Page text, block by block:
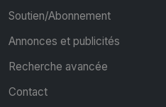
Soutien/Abonnement
Annonces et publicités
Recherche avancée
Contact